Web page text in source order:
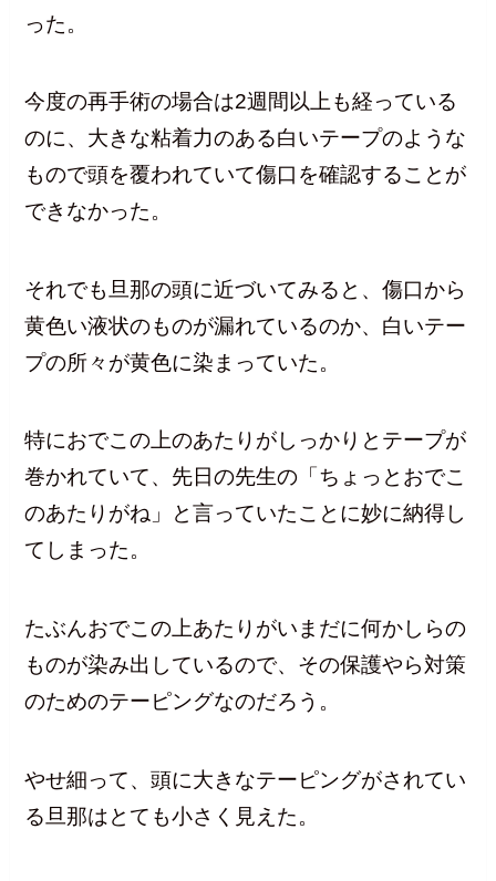
った。
今度の再手術の場合は2週間以上も経っている
のに、大きな粘着力のある白いテープのような
もので頭を覆われていて傷口を確認することが
できなかった。
それでも旦那の頭に近づいてみると、傷口から
黄色い液状のものが漏れているのか、白いテー
プの所々が黄色に染まっていた。
特におでこの上のあたりがしっかりとテープが
巻かれていて、先日の先生の「ちょっとおでこ
のあたりがね」と言っていたことに妙に納得し
てしまった。
たぶんおでこの上あたりがいまだに何かしらの
ものが染み出しているので、その保護やら対策
のためのテーピングなのだろう。
やせ細って、頭に大きなテーピングがされてい
る旦那はとても小さく見えた。